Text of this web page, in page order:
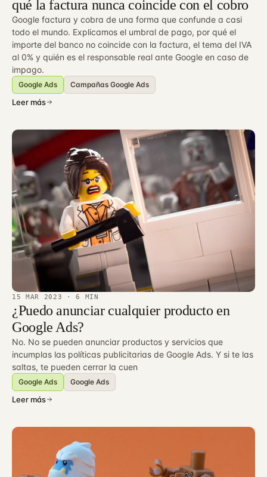
qué la factura nunca coincide con el cobro
Google factura y cobra de una forma que confunde a casi
todo el mundo. Explicamos el umbral de pago, por qué el
importe del banco no coincide con la factura, el tema del IVA
al 0% y quién es el responsable real ante Google en caso de
impago.
Google Ads Campañas Google Ads
Leer más
15 MAR 2023 · 6 MIN
¿Puedo anunciar cualquier producto en
Google Ads?
No. No se pueden anunciar productos y servicios que
incumplas las políticas publicitarias de Google Ads. Y si te las
saltas, te pueden cerrar la cuen
Google Ads Google Ads
Leer más